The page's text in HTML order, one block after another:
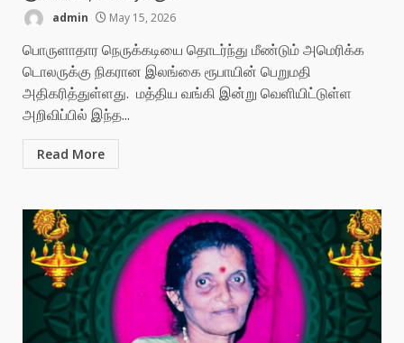
admin May 15, 2026
பொருளாதார நெருக்கடியை தொடர்ந்து மீண்டும் அமெரிக்க
டொலருக்கு நிகரான இலங்கை ரூபாயின் பெறுமதி
அதிகரித்துள்ளது. மத்திய வங்கி இன்று வெளியிட்டுள்ள
அறிவிப்பில் இந்த...
Read More